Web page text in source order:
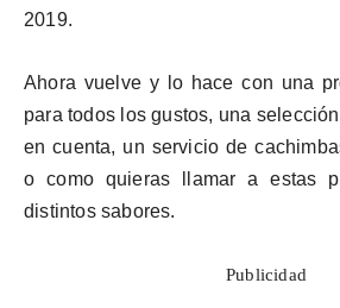
2019.
Ahora vuelve y lo hace con una
para todos los gustos, una
en cuenta, un servicio de
o como quieras llamar a estas
distintos sabores.
Publicidad